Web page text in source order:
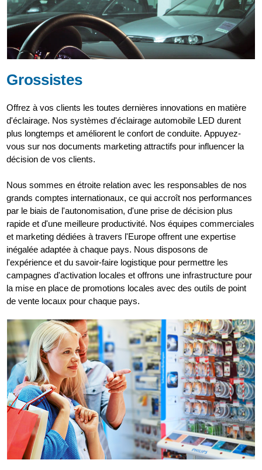
Grossistes
Offrez à vos clients les toutes dernières innovations en matière
d'éclairage. Nos systèmes d'éclairage automobile LED durent
plus longtemps et améliorent le confort de conduite. Appuyez-
vous sur nos documents marketing attractifs pour influencer la
décision de vos clients.
Nous sommes en étroite relation avec les responsables de nos
grands comptes internationaux, ce qui accroît nos performances
par le biais de l'autonomisation, d'une prise de décision plus
rapide et d'une meilleure productivité. Nos équipes commerciales
et marketing dédiées à travers l'Europe offrent une expertise
inégalée adaptée à chaque pays. Nous disposons de
l'expérience et du savoir-faire logistique pour permettre les
campagnes d'activation locales et offrons une infrastructure pour
la mise en place de promotions locales avec des outils de point
de vente locaux pour chaque pays.